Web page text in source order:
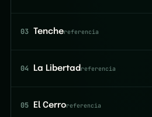
03 Tenchereferencia
04 La Libertad referencia
05 El Cerroreferencia